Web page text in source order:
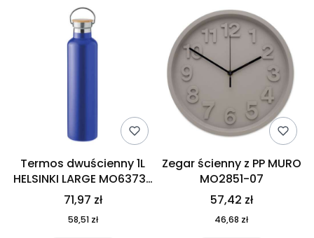
Termos dwuścienny 1L
HELSINKI LARGE MO6373-
04
71,97 zł
58,51 zł
Zegar ścienny z PP MURO
MO2851-07
57,42 zł
46,68 zł